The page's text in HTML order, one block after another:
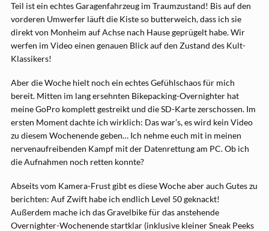
Teil ist ein echtes Garagenfahrzeug im Traumzustand! Bis auf den
vorderen Umwerfer läuft die Kiste so butterweich, dass ich sie
direkt von Monheim auf Achse nach Hause geprügelt habe. Wir
werfen im Video einen genauen Blick auf den Zustand des Kult-
Klassikers!
Aber die Woche hielt noch ein echtes Gefühlschaos für mich
bereit. Mitten im lang ersehnten Bikepacking-Overnighter hat
meine GoPro komplett gestreikt und die SD-Karte zerschossen. Im
ersten Moment dachte ich wirklich: Das war’s, es wird kein Video
zu diesem Wochenende geben… Ich nehme euch mit in meinen
nervenaufreibenden Kampf mit der Datenrettung am PC. Ob ich
die Aufnahmen noch retten konnte?
Abseits vom Kamera-Frust gibt es diese Woche aber auch Gutes zu
berichten: Auf Zwift habe ich endlich Level 50 geknackt!
Außerdem mache ich das Gravelbike für das anstehende
Overnighter-Wochenende startklar (inklusive kleiner Sneak Peeks